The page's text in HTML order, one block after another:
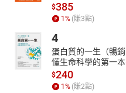
防彈的旅程還在繼續，他們的
年團成長記錄》之後，作者用
沒有空白的階段。阿米們見證
群平凡人如何握緊彼此的手，
【A.R.M.Y 必備一冊！】
★脈絡清晰：依照時間順序，
★豐富全面：介紹 MV、綜藝節
$385
1 % (賺3點)
4
蛋白質的一生（暢
懂生命科學的第一本
$240
1 % (賺2點)